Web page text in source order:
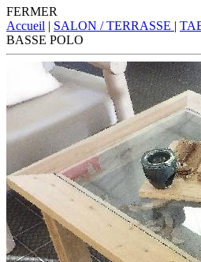
FERMER
Accueil | SALON / TERRASSE |
BASSE POLO